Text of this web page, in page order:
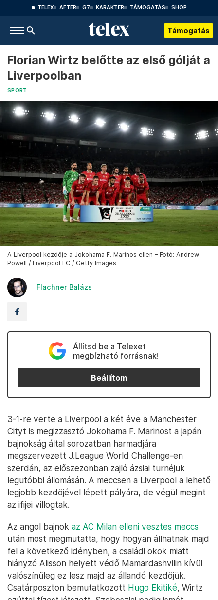
TELEX AFTER G7 KARAKTER TÁMOGATÁS SHOP
Támogatás
Florian Wirtz belőtte az első gólját a
Liverpoolban
SPORT
A Liverpool kezdője a Jokohama F. Marinos ellen – Fotó: Andrew
Powell / Liverpool FC / Getty Images
Flachner Balázs
Állítsd be a Telexet
megbízható forrásnak!
Beállítom
3-1-re verte a Liverpool a két éve a Manchester
Cityt is megizzasztó Jokohama F. Marinost a japán
bajnokság által sorozatban harmadjára
megszervezett J.League World Challenge-en
szerdán, az előszezonban zajló ázsiai turnéjuk
legutóbbi állomásán. A meccsen a Liverpool a lehető
legjobb kezdőjével lépett pályára, de végül megint
az ifijei villogtak.
Az angol bajnok az AC Milan elleni vesztes meccs
után most megmutatta, hogy hogyan állhatnak majd
fel a következő idényben, a családi okok miatt
hiányzó Alisson helyett védő Mamardashvilin kívül
valószínűleg ez lesz majd az állandó kezdőjük.
Csatárposzton bemutatkozott Hugo Ekitiké, Wirtz